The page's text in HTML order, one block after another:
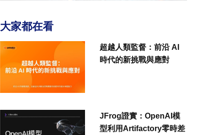
大家都在看
超越人類監督：前沿 AI
時代的新挑戰與應對
JFrog證實：OpenAI模
型利用Artifactory零時差